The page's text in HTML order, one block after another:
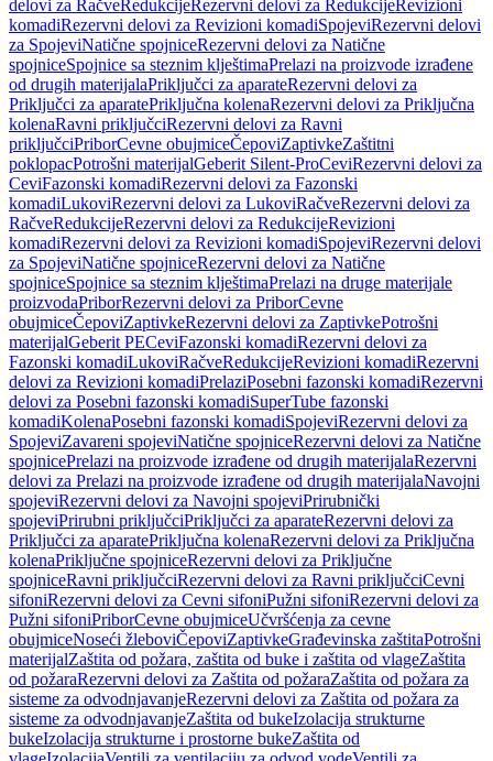
delovi za RačveRedukcijeRezervni delovi za RedukcijeRevizioni
komadiRezervni delovi za Revizioni komadiSpojeviRezervni delovi
za SpojeviNatične spojniceRezervni delovi za Natične
spojniceSpojnice sa steznim klještimaPrelazi na proizvode izrađene
od drugih materijalaPriključci za aparateRezervni delovi za
Priključci za aparatePriključna kolenaRezervni delovi za Priključna
kolenaRavni priključciRezervni delovi za Ravni
priključciPriborCevne obujmiceČepoviZaptivkeZaštitni
poklopacPotrošni materijalGeberit Silent-ProCeviRezervni delovi za
CeviFazonski komadiRezervni delovi za Fazonski
komadiLukoviRezervni delovi za LukoviRačveRezervni delovi za
RačveRedukcijeRezervni delovi za RedukcijeRevizioni
komadiRezervni delovi za Revizioni komadiSpojeviRezervni delovi
za SpojeviNatične spojniceRezervni delovi za Natične
spojniceSpojnice sa steznim klještimaPrelazi na druge materijale
proizvodaPriborRezervni delovi za PriborCevne
obujmiceČepoviZaptivkeRezervni delovi za ZaptivkePotrošni
materijalGeberit PECeviFazonski komadiRezervni delovi za
Fazonski komadiLukoviRačveRedukcijeRevizioni komadiRezervni
delovi za Revizioni komadiPrelaziPosebni fazonski komadiRezervni
delovi za Posebni fazonski komadiSuperTube fazonski
komadiKolenaPosebni fazonski komadiSpojeviRezervni delovi za
SpojeviZavareni spojeviNatične spojniceRezervni delovi za Natične
spojnicePrelazi na proizvode izrađene od drugih materijalaRezervni
delovi za Prelazi na proizvode izrađene od drugih materijalaNavojni
spojeviRezervni delovi za Navojni spojeviPrirubnički
spojeviPrirubni priključciPriključci za aparateRezervni delovi za
Priključci za aparatePriključna kolenaRezervni delovi za Priključna
kolenaPriključne spojniceRezervni delovi za Priključne
spojniceRavni priključciRezervni delovi za Ravni priključciCevni
sifoniRezervni delovi za Cevni sifoniPužni sifoniRezervni delovi za
Pužni sifoniPriborCevne obujmiceUčvršćenja za cevne
obujmiceNoseći žleboviČepoviZaptivkeGrađevinska zaštitaPotrošni
materijalZaštita od požara, zaštita od buke i zaštita od vlageZaštita
od požaraRezervni delovi za Zaštita od požaraZaštita od požara za
sisteme za odvodnjavanjeRezervni delovi za Zaštita od požara za
sisteme za odvodnjavanjeZaštita od bukeIzolacija strukturne
bukeIzolacija strukturne i prostorne bukeZaštita od